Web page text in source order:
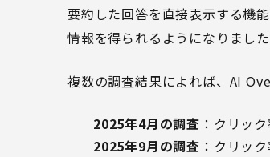
要約した回答を直接表示する機
情報を得られるようになりました
複数の調査結果によれば、AI
2025年4月の調査 ：クリッ
2025年9月の調査 ：クリッ